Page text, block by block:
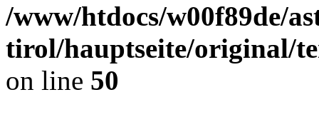
/www/htdocs/w00f89de/
tirol/hauptseite/original/
on line 50